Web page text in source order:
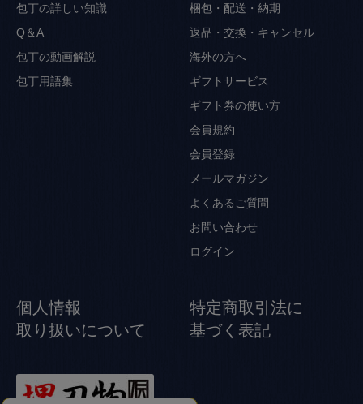
包丁の詳しい知識
Q＆A
包丁の動画解説
包丁用語集
梱包・配送・納期
返品・交換・キャンセル
海外の方へ
ギフトサービス
ギフト券の使い方
会員規約
会員登録
メールマガジン
よくあるご質問
お問い合わせ
ログイン
個人情報
取り扱いについて
特定商取引法に
基づく表記